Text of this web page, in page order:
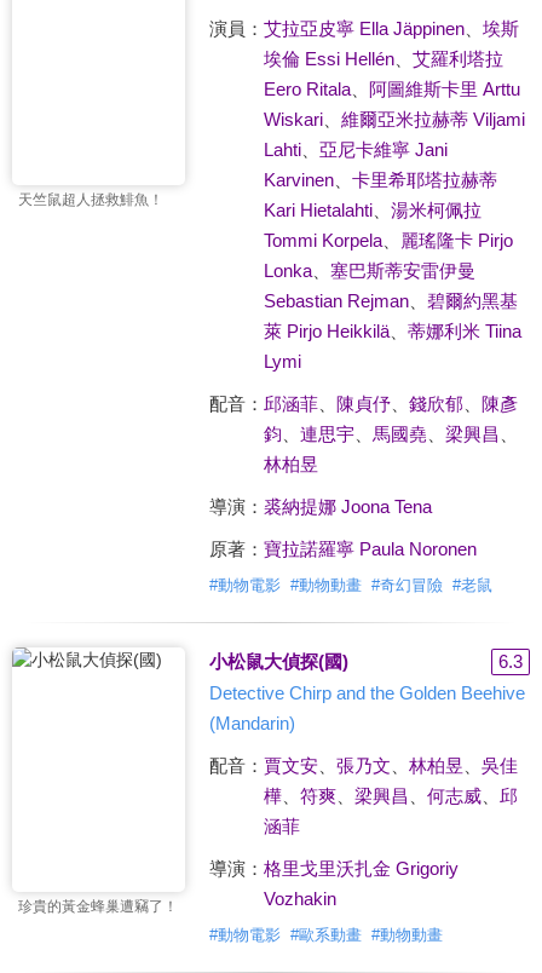
天竺鼠超人拯救鯡魚！
演員： 艾拉亞皮寧 Ella Jäppinen、 埃斯
埃倫 Essi Hellén、 艾羅利塔拉
Eero Ritala、 阿圖維斯卡里 Arttu
Wiskari、 維爾亞米拉赫蒂 Viljami
Lahti、 亞尼卡維寧 Jani
Karvinen、 卡里希耶塔拉赫蒂
Kari Hietalahti、 湯米柯佩拉
Tommi Korpela、 麗瑤隆卡 Pirjo
Lonka、 塞巴斯蒂安雷伊曼
Sebastian Rejman、 碧爾約黑基
萊 Pirjo Heikkilä、 蒂娜利米 Tiina
Lymi
配音： 邱涵菲、 陳貞伃、 錢欣郁、 陳彥
鈞
連思宇、 馬國堯 梁興昌
林柏昱
導演： 裘納提娜 Joona Tena
原著： 寶拉諾羅寧 Paula Noronen
#動物電影 #動物動畫 #奇幻冒險 #老鼠
珍貴的黃金蜂巢遭竊了！
小松鼠大偵探(國)
6.3
Detective Chirp and the Golden Beehive
(Mandarin)
配音： 賈文安、 張乃文 林柏昱
吳佳
樺、 符爽、 梁興昌 何志威、 邱
涵菲
導演： 格里戈里沃扎金 Grigoriy
Vozhakin
#動物電影 #歐系動畫 #動物動畫